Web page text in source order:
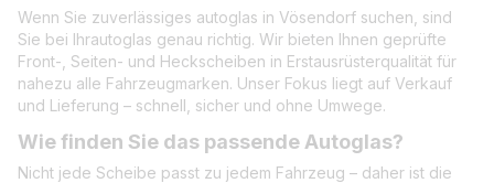
Wenn Sie zuverlässiges autoglas in Vösendorf suchen, sind
Sie bei Ihrautoglas genau richtig. Wir bieten Ihnen geprüfte
Front-, Seiten- und Heckscheiben in Erstausrüsterqualität für
nahezu alle Fahrzeugmarken. Unser Fokus liegt auf Verkauf
und Lieferung – schnell, sicher und ohne Umwege.
Wie finden Sie das passende Autoglas?
Nicht jede Scheibe passt zu jedem Fahrzeug – daher ist die